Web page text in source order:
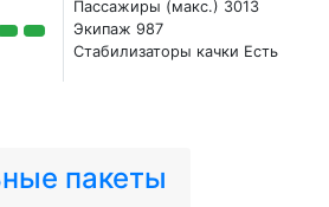
Пассажиры (макс.) 3013
Экипаж 987
Стабилизаторы качки Есть
пакеты